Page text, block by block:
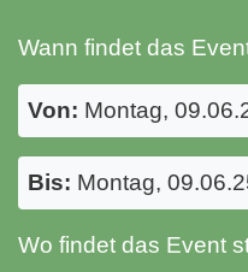
Wann findet das
Von: Montag,
Bis: Montag,
Wo findet das Event